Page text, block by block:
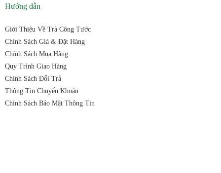
Hướng dẫn
Giới Thiệu Về Trà Công Tước
Chính Sách Giá & Đặt Hàng
Chính Sách Mua Hàng
Quy Trình Giao Hàng
Chính Sách Đổi Trả
Thông Tin Chuyển Khoản
Chính Sách Bảo Mật Thông Tin